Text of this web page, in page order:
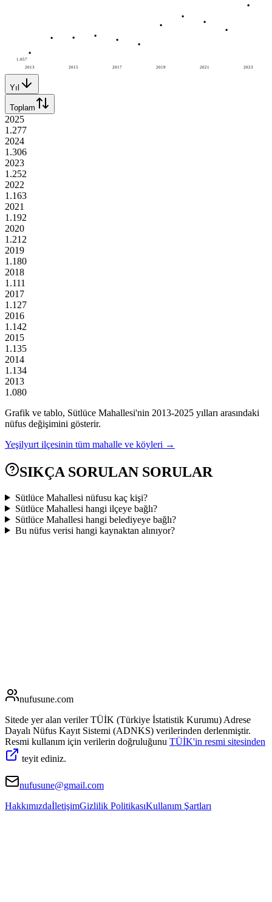
2013 2015 2017 2019 2021 2023
1.057
Yıl
Toplam
2025
1.277
2024
1.306
2023
1.252
2022
1.163
2021
1.192
2020
1.212
2019
1.180
2018
1.111
2017
1.127
2016
1.142
2015
1.135
2014
1.134
2013
1.080
Grafik ve tablo, Sütlüce Mahallesi'nin 2013-2025 yılları arasındaki
nüfus değişimini gösterir.
Yeşilyurt ilçesinin tüm mahalle ve köyleri →
SIKÇA SORULAN SORULAR
Sütlüce Mahallesi nüfusu kaç kişi?
Sütlüce Mahallesi hangi ilçeye bağlı?
Sütlüce Mahallesi hangi belediyeye bağlı?
Bu nüfus verisi hangi kaynaktan alınıyor?
nufusune.com
Sitede yer alan veriler TÜİK (Türkiye İstatistik Kurumu) Adrese
Dayalı Nüfus Kayıt Sistemi (ADNKS) verilerinden derlenmiştir.
Resmi kullanım için verilerin doğruluğunu TÜİK'in resmi sitesinden
teyit ediniz.
nufusune@gmail.com
HakkımızdaİletişimGizlilik PolitikasıKullanım Şartları